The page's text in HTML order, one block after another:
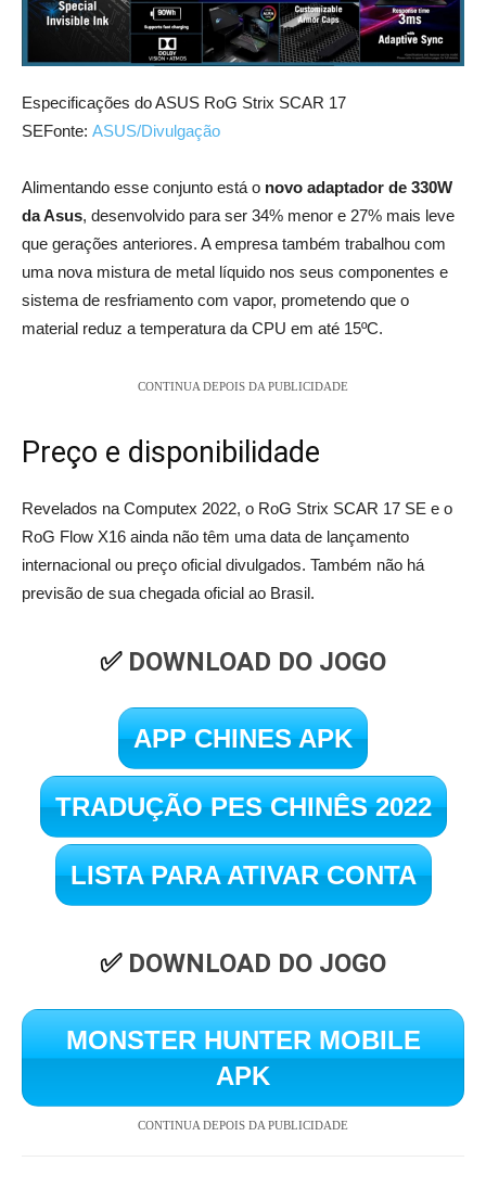
Especificações do ASUS RoG Strix SCAR 17
SEFonte: ASUS/Divulgação
Alimentando esse conjunto está o novo adaptador de 330W
da Asus, desenvolvido para ser 34% menor e 27% mais leve
que gerações anteriores. A empresa também trabalhou com
uma nova mistura de metal líquido nos seus componentes e
sistema de resfriamento com vapor, prometendo que o
material reduz a temperatura da CPU em até 15ºC.
CONTINUA DEPOIS DA PUBLICIDADE
Preço e disponibilidade
Revelados na Computex 2022, o RoG Strix SCAR 17 SE e o
RoG Flow X16 ainda não têm uma data de lançamento
internacional ou preço oficial divulgados. Também não há
previsão de sua chegada oficial ao Brasil.
✅ DOWNLOAD DO JOGO
APP CHINES APK
TRADUÇÃO PES CHINÊS 2022
LISTA PARA ATIVAR CONTA
✅ DOWNLOAD DO JOGO
MONSTER HUNTER MOBILE
APK
CONTINUA DEPOIS DA PUBLICIDADE